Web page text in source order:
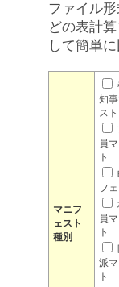
ファイル
どの表計
して簡単
マニフ
ェスト
種別
知
スト
員
ト
フ
員
ト
派
ト